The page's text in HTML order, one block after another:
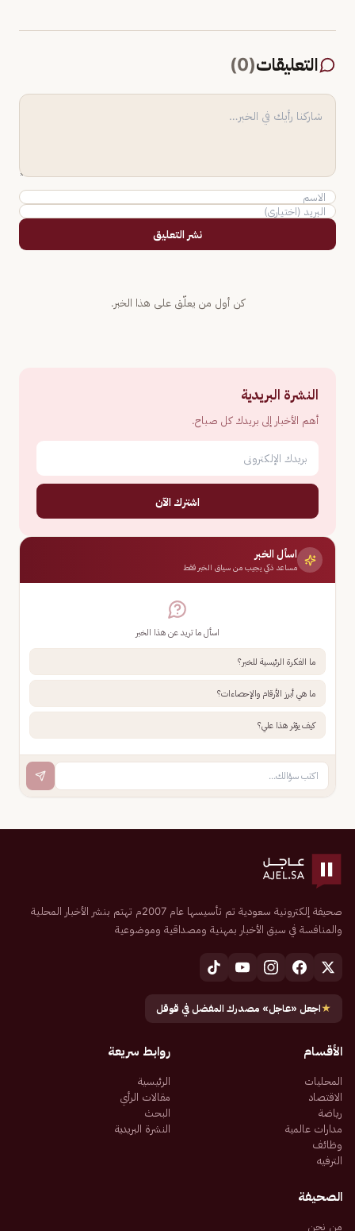
التعليقات(
0
)
نشر التعليق
كن أول من يعلّق على هذا الخبر.
النشرة البريدية
أهم الأخبار إلى بريدك كل صباح.
اشترك الآن
اسأل الخبر
مساعد ذكي يجيب من سياق الخبر فقط
اسأل ما تريد عن هذا الخبر
ما الفكرة الرئيسية للخبر؟
ما هي أبرز الأرقام والإحصاءات؟
كيف يؤثر هذا علي؟
صحيفة إلكترونية سعودية تم تأسيسها عام 2007م تهتم بنشر الأخبار المحلية
والمنافسة في سبق الأخبار بمهنية ومصداقية وموضوعية
★اجعل «عاجل» مصدرك المفضل في قوقل
الأقسام
المحليات
الاقتصاد
رياضة
مدارات عالمية
وظائف
الترفيه
روابط سريعة
الرئيسية
مقالات الرأي
البحث
النشرة البريدية
الصحيفة
من نحن